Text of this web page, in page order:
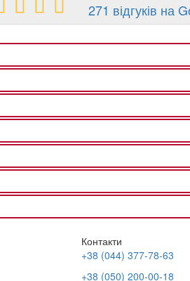
271 відгуків на
Контакти
+38 (044) 377-78-63
+38 (050) 200-00-18